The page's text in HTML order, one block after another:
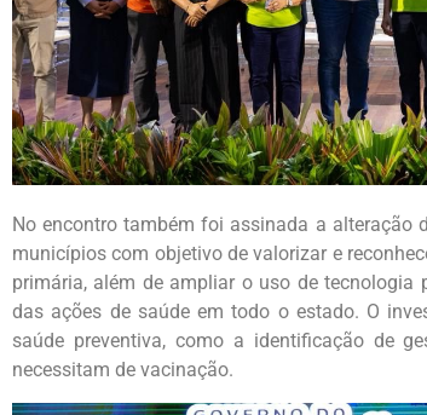
No encontro também foi assinada a alteração
municípios com objetivo de valorizar e
primária, além de ampliar o uso de
das ações de saúde em todo o estado. O
saúde preventiva, como a identificação de
necessitam de vacinação.